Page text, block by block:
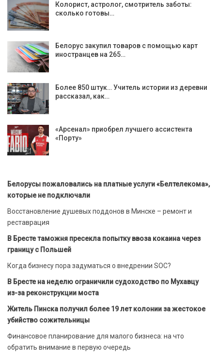
Колорист, астролог, смотритель заботы:
сколько готовы…
Белорус закупил товаров с помощью карт
иностранцев на 265…
Более 850 штук… Учитель истории из деревни
рассказал, как…
«Арсенал» приобрел лучшего ассистента
«Порту»
Белорусы пожаловались на платные услуги «Белтелекома»,
которые не подключали
Восстановление душевых поддонов в Минске – ремонт и
реставрация
В Бресте таможня пресекла попытку ввоза кокаина через
границу с Польшей
Когда бизнесу пора задуматься о внедрении SOC?
В Бресте на неделю ограничили судоходство по Мухавцу
из-за реконструкции моста
Житель Пинска получил более 19 лет колонии за жестокое
убийство сожительницы
Финансовое планирование для малого бизнеса: на что
обратить внимание в первую очередь